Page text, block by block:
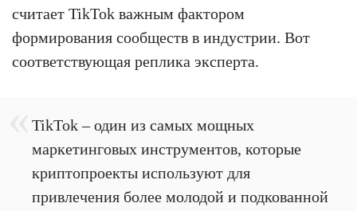
считает TikTok важным фактором
формирования сообществ в индустрии. Вот
соответствующая реплика эксперта.
TikTok – один из самых мощных
маркетинговых инструментов, которые
криптопроекты используют для
привлечения более молодой и подкованной